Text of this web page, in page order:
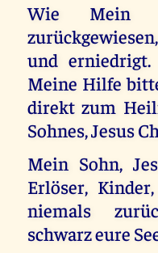
Wie Mein
und
Meine Hilfe
direkt zum
Sohnes, Jesus
Mein Sohn,
Erlöser,
niemals
schwarz eure